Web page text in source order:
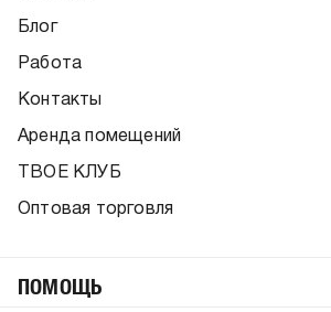
Блог
Работа
Контакты
Аренда помещений
ТВОЕ КЛУБ
Оптовая торговля
ПОМОЩЬ